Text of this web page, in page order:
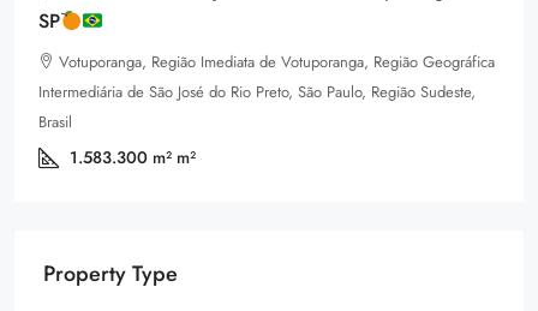
SP
Votuporanga, Região Imediata de Votuporanga, Região Geográfica
Intermediária de São José do Rio Preto, São Paulo, Região Sudeste,
Brasil
1.583.300 m² m²
Property Type